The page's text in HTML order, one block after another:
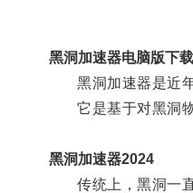
黑洞加速器电脑版下载
黑洞加速器是近年
它是基于对黑洞物
黑洞加速器2024
传统上，黑洞一直